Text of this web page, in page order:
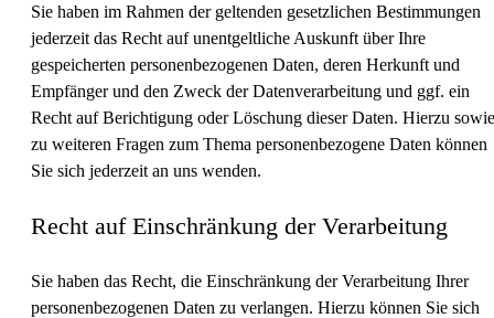
Sie haben im Rahmen der geltenden gesetzlichen Bestimmungen
jederzeit das Recht auf unentgeltliche Auskunft über Ihre
gespeicherten personenbezogenen Daten, deren Herkunft und
Empfänger und den Zweck der Datenverarbeitung und ggf. ein
Recht auf Berichtigung oder Löschung dieser Daten. Hierzu sowie
zu weiteren Fragen zum Thema personenbezogene Daten können
Sie sich jederzeit an uns wenden.
Recht auf Einschränkung der Verarbeitung
Sie haben das Recht, die Einschränkung der Verarbeitung Ihrer
personenbezogenen Daten zu verlangen. Hierzu können Sie sich